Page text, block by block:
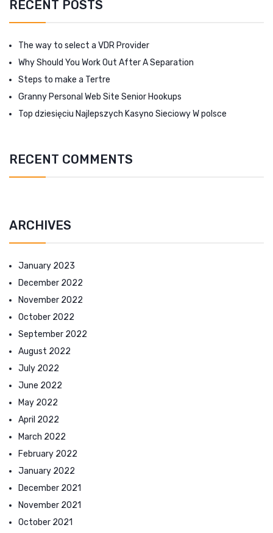
RECENT POSTS
The way to select a VDR Provider
Why Should You Work Out After A Separation
Steps to make a Tertre
Granny Personal Web Site Senior Hookups
Top dziesięciu Najlepszych Kasyno Sieciowy W polsce
RECENT COMMENTS
ARCHIVES
January 2023
December 2022
November 2022
October 2022
September 2022
August 2022
July 2022
June 2022
May 2022
April 2022
March 2022
February 2022
January 2022
December 2021
November 2021
October 2021